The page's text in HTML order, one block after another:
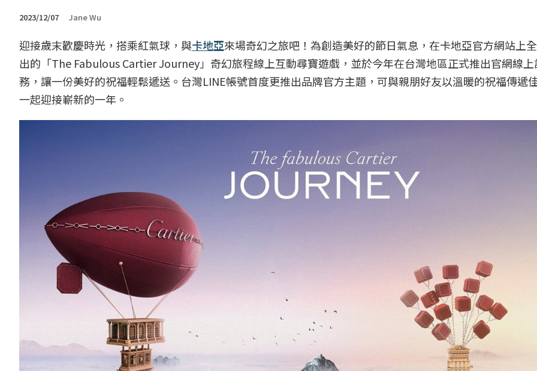
2023/12/07 Jane Wu
迎接歲末歡慶時光，搭乘紅氣球，與卡地亞來場奇幻之旅吧！為創造美好的節日氣息，在卡地亞官方網站上
出的「The Fabulous Cartier Journey」奇幻旅程線上互動尋寶遊戲，並於今年在台灣地區正式推出官網線上
務，讓一份美好的祝福輕鬆遞送。台灣LINE帳號首度更推出品牌官方主題，可與親朋好友以溫暖的祝福傳遞
一起迎接嶄新的一年。